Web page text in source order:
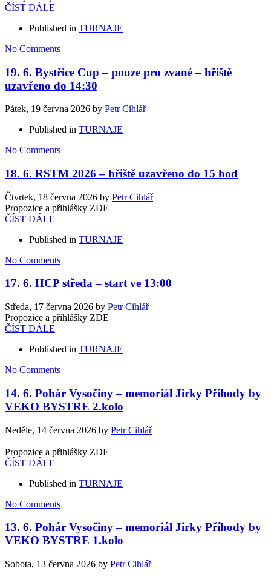
ČÍST DÁLE
Published in TURNAJE
No Comments
19. 6. Bystřice Cup – pouze pro zvané – hřiště
uzavřeno do 14:30
Pátek, 19 června 2026 by Petr Cihlář
Published in TURNAJE
No Comments
18. 6. RSTM 2026 – hřiště uzavřeno do 15 hod
Čtvrtek, 18 června 2026 by Petr Cihlář
Propozice a přihlášky ZDE
ČÍST DÁLE
Published in TURNAJE
No Comments
17. 6. HCP středa – start ve 13:00
Středa, 17 června 2026 by Petr Cihlář
Propozice a přihlášky ZDE
ČÍST DÁLE
Published in TURNAJE
No Comments
14. 6. Pohár Vysočiny – memoriál Jirky Příhody by
VEKO BYSTRE 2.kolo
Neděle, 14 června 2026 by Petr Cihlář
Propozice a přihlášky ZDE
ČÍST DÁLE
Published in TURNAJE
No Comments
13. 6. Pohár Vysočiny – memoriál Jirky Příhody by
VEKO BYSTRE 1.kolo
Sobota, 13 června 2026 by Petr Cihlář